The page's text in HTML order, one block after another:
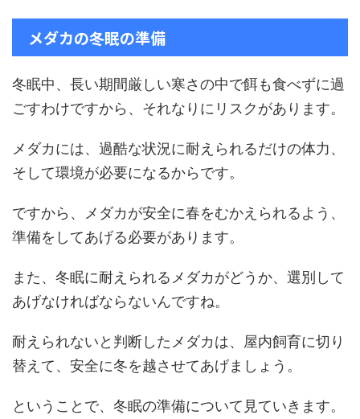
メダカの冬眠の準備
冬眠中、長い期間厳しい寒さの中で餌も食べずに過
ごすわけですから、それなりにリスクがあります。
メダカには、過酷な状況に耐えられるだけの体力、
そして環境が必要になるからです。
ですから、メダカが安全に春をむかえられるよう、
準備をしてあげる必要があります。
また、冬眠に耐えられるメダカがどうか、選別して
あげなければならないんですね。
耐えられないと判断したメダカは、屋内飼育に切り
替えて、安全に冬を越させてあげましょう。
ということで、冬眠の準備について見ていきます。